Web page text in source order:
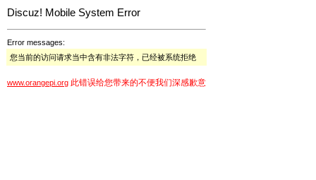
Discuz! Mobile System Error
Error messages:
您当前的访问请求当中含有非法字符，已经被系统拒绝
www.orangepi.org 此错误给您带来的不便我们深感歉意